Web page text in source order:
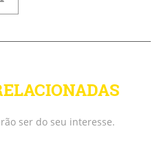
ser do seu interesse.